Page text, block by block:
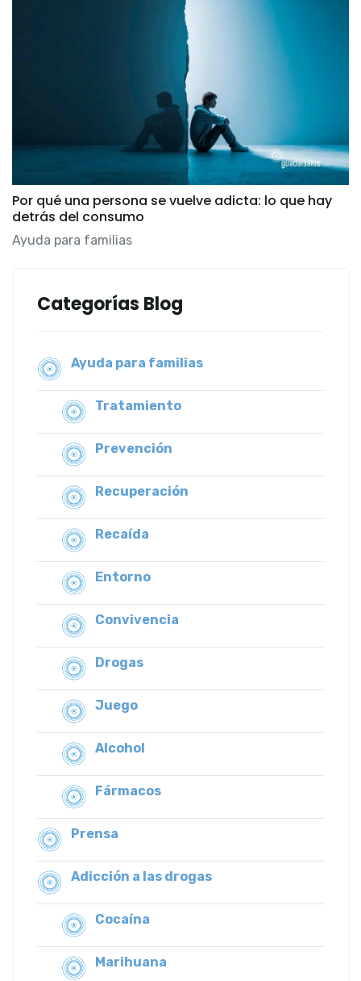
Por qué una persona se vuelve adicta: lo que hay
detrás del consumo
Ayuda para familias
Categorías Blog
Ayuda para familias
Tratamiento
Prevención
Recuperación
Recaída
Entorno
Convivencia
Drogas
Juego
Alcohol
Fármacos
Prensa
Adicción a las drogas
Cocaína
Marihuana